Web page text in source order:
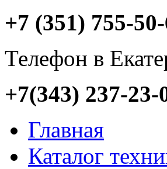
+7 (351) 755-
Телефон в
+7(343) 237-23-
Главная
Каталог